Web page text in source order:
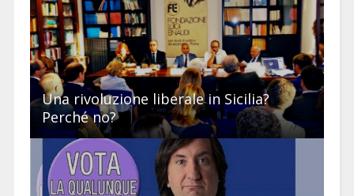
Una rivoluzione liberale in Sicilia?
Perché no?